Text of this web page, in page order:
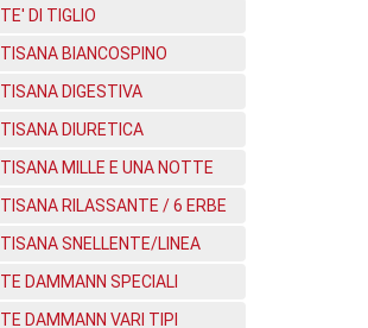
TE' DI TIGLIO
TISANA BIANCOSPINO
TISANA DIGESTIVA
TISANA DIURETICA
TISANA MILLE E UNA NOTTE
TISANA RILASSANTE / 6 ERBE
TISANA SNELLENTE/LINEA
TE DAMMANN SPECIALI
TE DAMMANN VARI TIPI